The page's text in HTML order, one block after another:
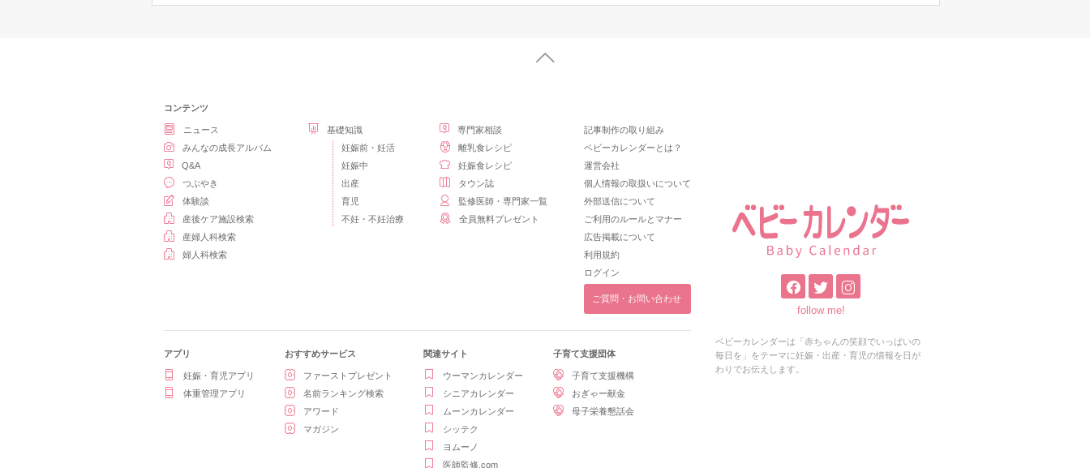
コンテンツ
ニュース
みんなの成長アルバム
Q&A
つぶやき
体験談
産後ケア施設検索
産婦人科検索
婦人科検索
基礎知識
妊娠前・妊活
妊娠中
出産
育児
不妊・不妊治療
専門家相談
離乳食レシピ
妊娠食レシピ
タウン誌
監修医師・専門家一覧
全員無料プレゼント
記事制作の取り組み
ベビーカレンダーとは？
運営会社
個人情報の取扱いについて
外部送信について
ご利用のルールとマナー
広告掲載について
利用規約
ログイン
ご質問・お問い合わせ
アプリ
妊娠・育児アプリ
体重管理アプリ
おすすめサービス
ファーストプレゼント
名前ランキング検索
アワード
マガジン
関連サイト
ウーマンカレンダー
シニアカレンダー
ムーンカレンダー
シッテク
ヨムーノ
医師監修.com
子育て支援団体
子育て支援機構
おぎゃー献金
母子栄養懇話会
follow me!
ベビーカレンダーは「赤ちゃんの笑顔でいっぱいの
毎日を」をテーマに妊娠・出産・育児の情報を日が
わりでお伝えします。